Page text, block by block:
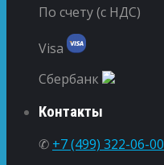
По счету (с НДС)
Visa
Сбербанк
Контакты
✆ +7 (499) 322-06-00